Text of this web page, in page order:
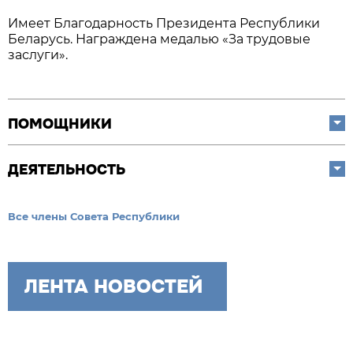
Имеет Благодарность Президента Республики
Беларусь. Награждена медалью «За трудовые
заслуги».
ПОМОЩНИКИ
ДЕЯТЕЛЬНОСТЬ
Все члены Совета Республики
ЛЕНТА НОВОСТЕЙ